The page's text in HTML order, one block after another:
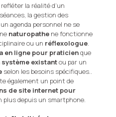
la réalité d’un
la gestion des
agenda personnel ne se
naturopathene fonctionne
ou un réflexologue.
en ligne pour praticienque
existantou par un
selon les besoins spécifiques..
également un point de
de site internet pour
depuis un smartphone.